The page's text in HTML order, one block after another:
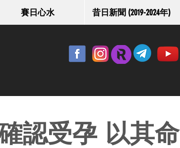
賽日心水 昔日新聞 (2019-2024年)
認受孕 以其命